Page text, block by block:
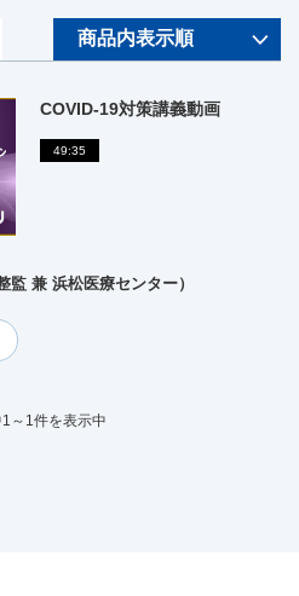
COVID-19対策講義動画
49:35
兼 浜松医療センター）
～1件を表示中